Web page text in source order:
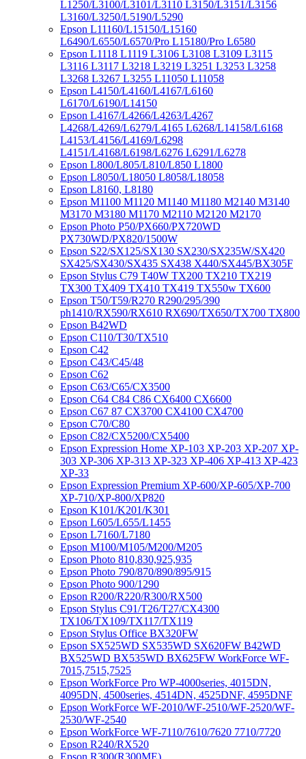
L1250/L3100/L3101/L3110 L3150/L3151/L3156
L3160/L3250/L5190/L5290
Epson L11160/L15150/L15160
L6490/L6550/L6570/Pro L15180/Pro L6580
Epson L1118 L1119 L3106 L3108 L3109 L3115
L3116 L3117 L3218 L3219 L3251 L3253 L3258
L3268 L3267 L3255 L11050 L11058
Epson L4150/L4160/L4167/L6160
L6170/L6190/L14150
Epson L4167/L4266/L4263/L4267
L4268/L4269/L6279/L4165 L6268/L14158/L6168
L4153/L4156/L4169/L6298
L4151/L4168/L6198/L6276 L6291/L6278
Epson L800/L805/L810/L850 L1800
Epson L8050/L18050 L8058/L18058
Epson L8160, L8180
Epson M1100 M1120 M1140 M1180 M2140 M3140
M3170 M3180 M1170 M2110 M2120 M2170
Epson Photo P50/PX660/PX720WD
PX730WD/PX820/1500W
Epson S22/SX125/SX130 SX230/SX235W/SX420
SX425/SX430/SX435 SX438 X440/SX445/BX305F
Epson Stylus C79 T40W TX200 TX210 TX219
TX300 TX409 TX410 TX419 TX550w TX600
Epson T50/T59/R270 R290/295/390
ph1410/RX590/RX610 RX690/TX650/TX700 TX800
Epson B42WD
Epson C110/T30/TX510
Epson C42
Epson C43/C45/48
Epson C62
Epson C63/C65/CX3500
Epson C64 C84 C86 CX6400 CX6600
Epson C67 87 CX3700 CX4100 CX4700
Epson C70/C80
Epson C82/CX5200/CX5400
Epson Expression Home XP-103 XP-203 XP-207 XP-
303 XP-306 XP-313 XP-323 XP-406 XP-413 XP-423
XP-33
Epson Expression Premium XP-600/XP-605/XP-700
XP-710/XP-800/XP820
Epson K101/K201/K301
Epson L605/L655/L1455
Epson L7160/L7180
Epson M100/M105/M200/M205
Epson Photo 810,830,925,935
Epson Photo 790/870/890/895/915
Epson Photo 900/1290
Epson R200/R220/R300/RX500
Epson Stylus C91/T26/T27/CX4300
TX106/TX109/TX117/TX119
Epson Stylus Office BX320FW
Epson SX525WD SX535WD SX620FW B42WD
BX525WD BX535WD BX625FW WorkForce WF-
7015,7515,7525
Epson WorkForce Pro WP-4000series, 4015DN,
4095DN, 4500series, 4514DN, 4525DNF, 4595DNF
Epson WorkForce WF-2010/WF-2510/WF-2520/WF-
2530/WF-2540
Epson WorkForce WF-7110/7610/7620 7710/7720
Epson R240/RX520
Epson R300(R300ME)